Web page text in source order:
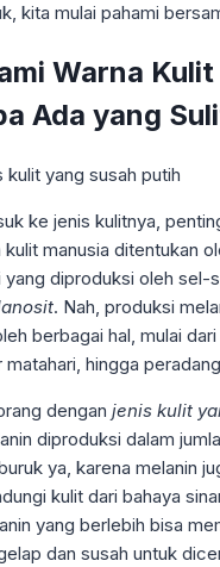
kita mulai pahami
Warna Kulit
Ada yang
ke jenis kulitnya,
manusia ditentukan
yang diproduksi oleh sel-
. Nah, produksi
berbagai hal, mulai
matahari, hingga
dengan jenis kulit
diproduksi dalam
ya, karena melanin
kulit dari bahaya
yang berlebih bisa
dan susah untuk